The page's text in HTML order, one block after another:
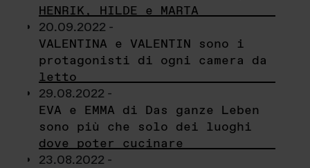
HENRIK, HILDE e MARTA
20.09.2022 -
VALENTINA e VALENTIN sono i
protagonisti di ogni camera da
letto
29.08.2022 -
EVA e EMMA di Das ganze Leben
sono più che solo dei luoghi
dove poter cucinare
23.08.2022 -